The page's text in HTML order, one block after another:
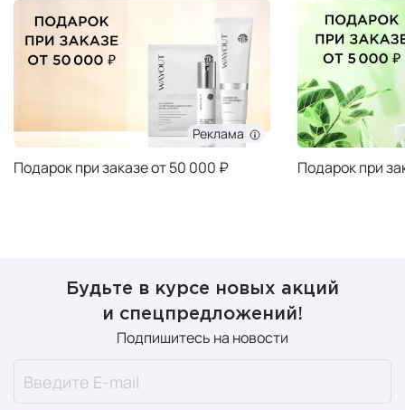
Реклама
Подарок при заказе от 50 000 ₽ Подарок при
Будьте в курсе новых акций
и спецпредложений!
Подпишитесь на новости